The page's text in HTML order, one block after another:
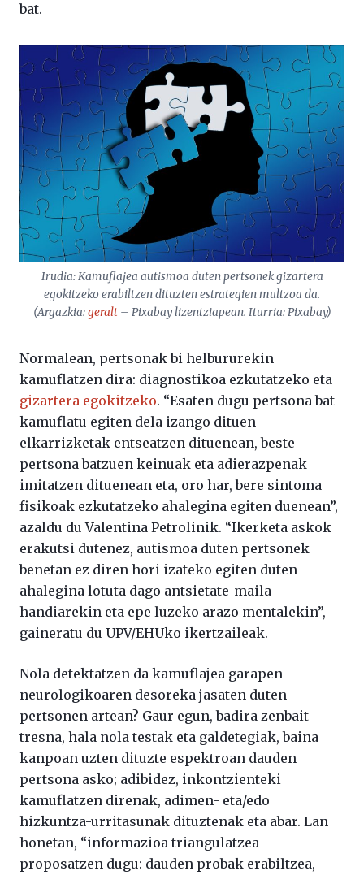
bat.
Irudia: Kamuflajea autismoa duten pertsonek gizartera
egokitzeko erabiltzen dituzten estrategien multzoa da.
(Argazkia:geralt– Pixabay lizentziapean. Iturria: Pixabay)
Normalean, pertsonak bi helbururekin
kamuflatzen dira: diagnostikoa ezkutatzeko eta
gizartera egokitzeko. “Esaten dugu pertsona bat
kamuflatu egiten dela izango dituen
elkarrizketak entseatzen dituenean, beste
pertsona batzuen keinuak eta adierazpenak
imitatzen dituenean eta, oro har, bere sintoma
fisikoak ezkutatzeko ahalegina egiten duenean”,
azaldu du Valentina Petrolinik. “Ikerketa askok
erakutsi dutenez, autismoa duten pertsonek
benetan ez diren hori izateko egiten duten
ahalegina lotuta dago antsietate-maila
handiarekin eta epe luzeko arazo mentalekin”,
gaineratu du UPV/EHUko ikertzaileak.
Nola detektatzen da kamuflajea garapen
neurologikoaren desoreka jasaten duten
pertsonen artean? Gaur egun, badira zenbait
tresna, hala nola testak eta galdetegiak, baina
kanpoan uzten dituzte espektroan dauden
pertsona asko; adibidez, inkontzienteki
kamuflatzen direnak, adimen- eta/edo
hizkuntza-urritasunak dituztenak eta abar. Lan
honetan, “informazioa triangulatzea
proposatzen dugu: dauden probak erabiltzea,